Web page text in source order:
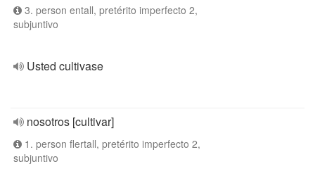
3. person entall, pretérito imperfecto 2,
subjuntivo
Usted cultivase
nosotros [cultivar]
1. person flertall, pretérito imperfecto 2,
subjuntivo